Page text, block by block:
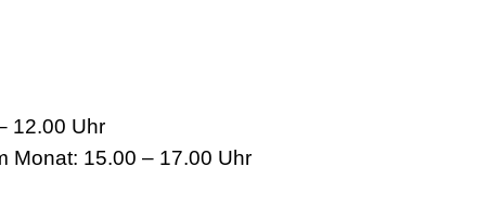
12.00 Uhr
Monat: 15.00 – 17.00 Uhr